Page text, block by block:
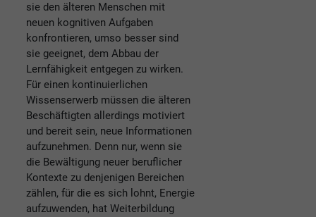
sie den älteren Menschen mit
neuen kognitiven Aufgaben
konfrontieren, umso besser sind
sie geeignet, dem Abbau der
Lernfähigkeit entgegen zu wirken.
Für einen kontinuierlichen
Wissenserwerb müssen die älteren
Beschäftigten allerdings motiviert
und bereit sein, neue Informationen
aufzunehmen. Denn nur, wenn sie
die Bewältigung neuer beruflicher
Kontexte zu denjenigen Bereichen
zählen, für die es sich lohnt, Energie
aufzuwenden, hat Weiterbildung